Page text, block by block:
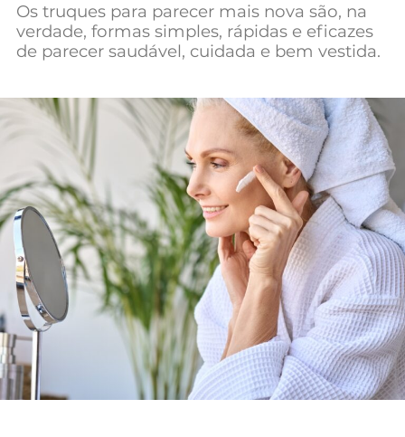
Os truques para parecer mais nova são, na
verdade, formas simples, rápidas e eficazes
de parecer saudável, cuidada e bem vestida.